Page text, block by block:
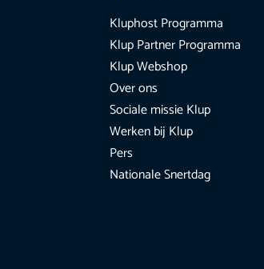
Kluphost Programma
Klup Partner Programma
Klup Webshop
Over ons
Sociale missie Klup
Werken bij Klup
Pers
Nationale Snertdag